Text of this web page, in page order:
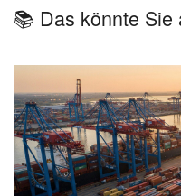
📚 Das könnte Sie